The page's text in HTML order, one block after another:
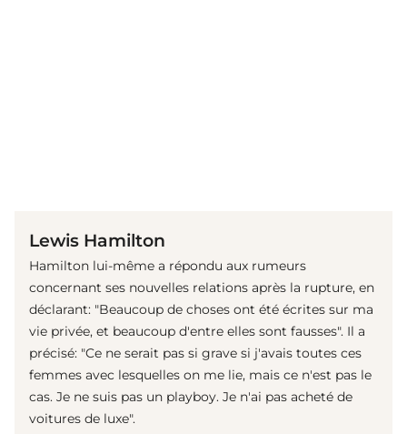
Lewis Hamilton
Hamilton lui-même a répondu aux rumeurs
concernant ses nouvelles relations après la rupture, en
déclarant: "Beaucoup de choses ont été écrites sur ma
vie privée, et beaucoup d'entre elles sont fausses". Il a
précisé: "Ce ne serait pas si grave si j'avais toutes ces
femmes avec lesquelles on me lie, mais ce n'est pas le
cas. Je ne suis pas un playboy. Je n'ai pas acheté de
voitures de luxe".